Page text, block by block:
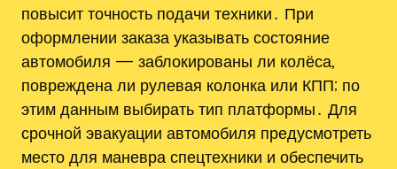
повысит точность подачи техники․ При
оформлении заказа указывать состояние
автомобиля — заблокированы ли колёса,
повреждена ли рулевая колонка или КПП; по
этим данным выбирать тип платформы․ Для
срочной эвакуации автомобиля предусмотреть
место для маневра спецтехники и обеспечить